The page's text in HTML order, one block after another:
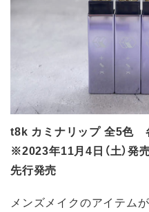
t8k カミナリップ 全5色
※2023年11月4日（土）発
先行発売
メンズメイクのアイテム